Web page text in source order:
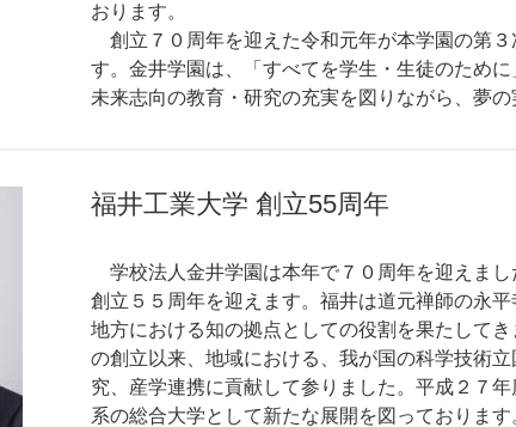
おります。
創立７０周年を迎えた令和元年が本学園の第３
す。金井学園は、「すべてを学生・生徒のため
未来志向の教育・研究の充実を図りながら、夢の
福井工業大学 創立55周年
学校法人金井学園は本年で７０周年を迎えま
創立５５周年を迎えます。福井は道元禅師の永
地方における知の拠点としての役割を果たして
の創立以来、地域における、我が国の科学技術
究、産学連携に貢献して参りました。平成２７
系の総合大学として新たな展開を図っておりま